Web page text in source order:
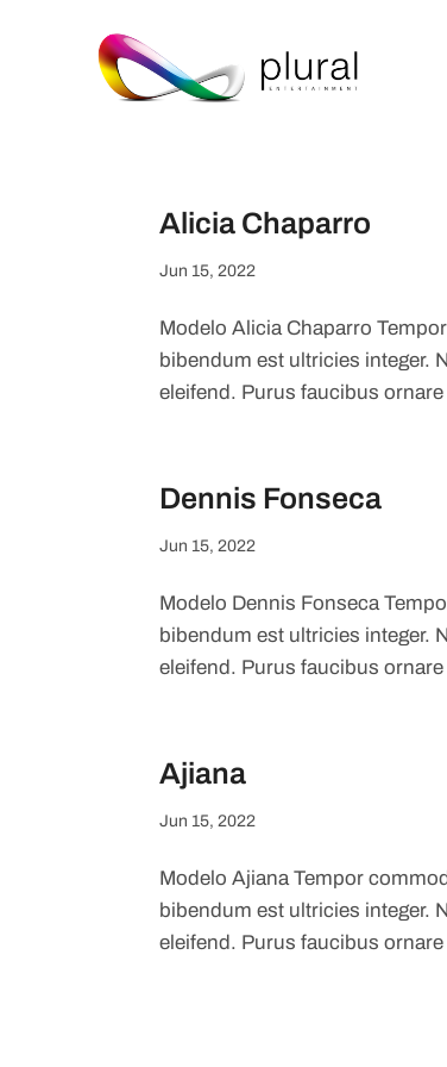
Alicia Chaparro
Jun 15, 2022
Modelo Alicia Chaparro
bibendum est ultricies integer.
eleifend. Purus faucibus
Dennis Fonseca
Jun 15, 2022
Modelo Dennis Fonseca
bibendum est ultricies integer.
eleifend. Purus faucibus
Ajiana
Jun 15, 2022
Modelo Ajiana Tempor
bibendum est ultricies integer.
eleifend. Purus faucibus